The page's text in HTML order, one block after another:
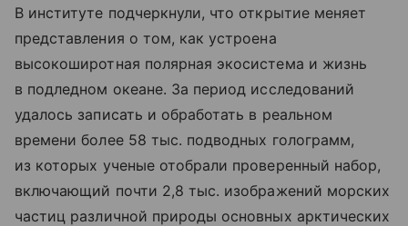
В институте подчеркнули, что открытие меняет
представления о том, как устроена
высокоширотная полярная экосистема и жизнь
в подледном океане. За период исследований
удалось записать и обработать в реальном
времени более 58 тыс. подводных голограмм,
из которых ученые отобрали проверенный набор,
включающий почти 2,8 тыс. изображений морских
частиц различной природы основных арктических